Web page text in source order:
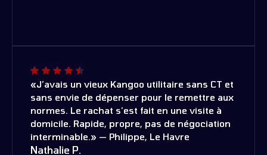
«J’avais un vieux Kangoo utilitaire sans CT et
sans envie de dépenser pour le remettre aux
normes. Le rachat s’est fait en une visite à
domicile. Rapide, propre, pas de négociation
interminable.» — Philippe, Le Havre
Nathalie P.